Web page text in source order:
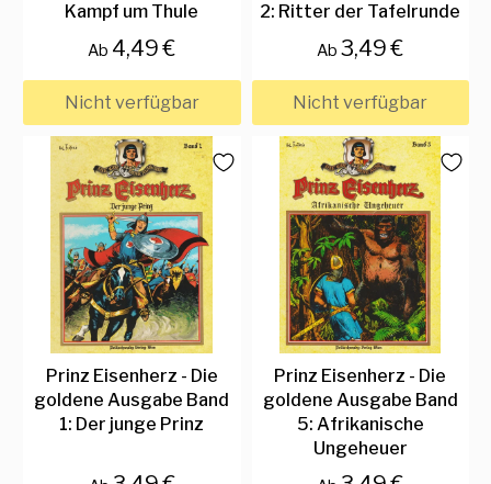
Kampf um Thule
Ab 4,49 €
Nicht verfügbar
2: Ritter der Tafelrunde
Ab 3,49 €
Nicht verfügbar
Prinz Eisenherz - Die
goldene Ausgabe Band
1: Der junge Prinz
Prinz Eisenherz - Die
goldene Ausgabe Band
5: Afrikanische
Ungeheuer